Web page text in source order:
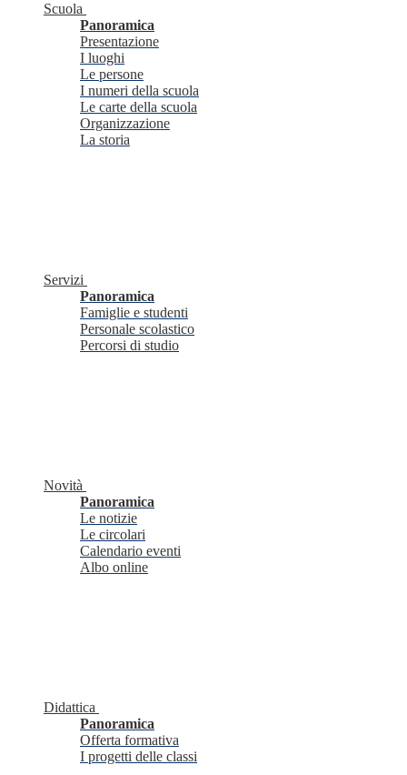
Scuola
Panoramica
Presentazione
I luoghi
Le persone
I numeri della scuola
Le carte della scuola
Organizzazione
La storia
Servizi
Panoramica
Famiglie e studenti
Personale scolastico
Percorsi di studio
Novità
Panoramica
Le notizie
Le circolari
Calendario eventi
Albo online
Didattica
Panoramica
Offerta formativa
I progetti delle classi